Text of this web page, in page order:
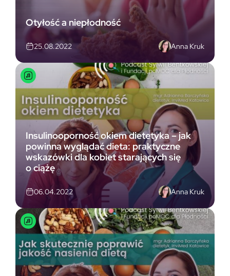
Otyłość a niepłodność
25.08.2022 Anna Kruk
Insulinooporność okiem dietetyka – jak
powinna wyglądać dieta: praktyczne
wskazówki dla kobiet starających się
o ciążę
06.04.2022 Anna Kruk